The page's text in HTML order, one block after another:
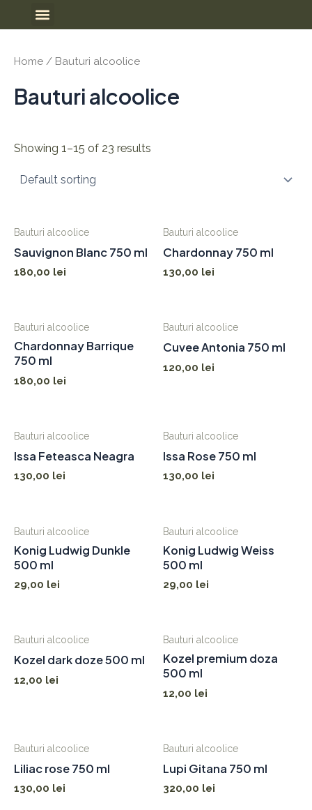
to
Meniu
Home / Bauturi alcoolice
Bauturi alcoolice
Showing 1–15 of 23 results
Bauturi alcoolice
Sauvignon Blanc 750 ml
180,00 lei
Bauturi alcoolice
Chardonnay 750 ml
130,00 lei
Bauturi alcoolice
Chardonnay Barrique
750 ml
180,00 lei
Bauturi alcoolice
Cuvee Antonia 750 ml
120,00 lei
Bauturi alcoolice
Issa Feteasca Neagra
130,00 lei
Bauturi alcoolice
Issa Rose 750 ml
130,00 lei
Bauturi alcoolice
Konig Ludwig Dunkle
500 ml
29,00 lei
Bauturi alcoolice
Konig Ludwig Weiss
500 ml
29,00 lei
Bauturi alcoolice
Kozel dark doze 500 ml
12,00 lei
Bauturi alcoolice
Kozel premium doza
500 ml
12,00 lei
Bauturi alcoolice
Liliac rose 750 ml
130,00 lei
Bauturi alcoolice
Lupi Gitana 750 ml
320,00 lei